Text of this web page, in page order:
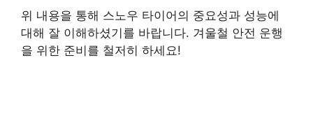
위 내용을 통해 스노우 타이어의 중요성과 성능에
대해 잘 이해하셨기를 바랍니다. 겨울철 안전 운행
을 위한 준비를 철저히 하세요!